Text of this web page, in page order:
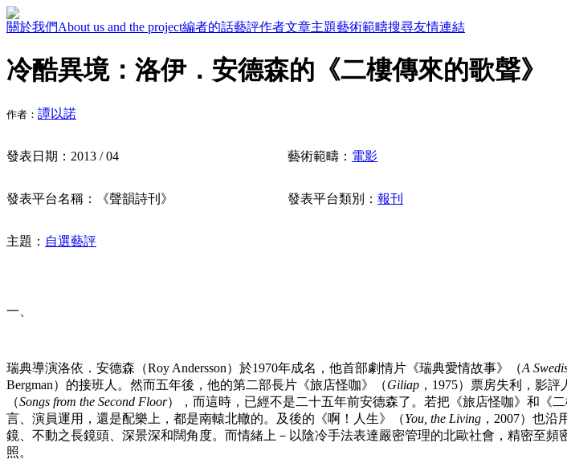
關於我們About us and the project編者的話藝評作者文章主題藝術範疇搜尋友情連結
冷酷異境：洛伊．安德森的《二樓傳來的歌聲》
作者： 譚以諾
發表日期： 2013 / 04 藝術範疇： 電影
發表平台名稱： 《聲韻詩刊》 發表平台類別： 報刊
主題： 自選藝評
一、
瑞典導演洛依．安德森（Roy Andersson）於1970年成名，他首部劇情片《瑞典愛情故事》（A
Bergman）的接班人。然而五年後，他的第二部長片《旅店怪咖》（Giliap ，1975）票房失利，影
（Songs from the Second Floor），而這時，已經不是二十五年前安德森了。若把《旅店怪咖》和《
言、演員運用，還是配樂上，都是南轅北轍的。及後的《啊！人生》（You, the Living ，2007）也
鏡、不動之長鏡頭、深景深和闊角度。而情緒上－以陰冷手法表達嚴密管理的北歐社會，精密至
照。